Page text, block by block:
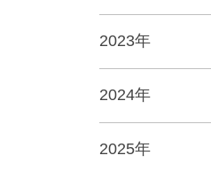
2023年
2024年
2025年